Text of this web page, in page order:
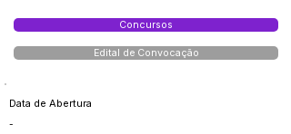
Concursos
Edital de Convocação
Data de Abertura
-